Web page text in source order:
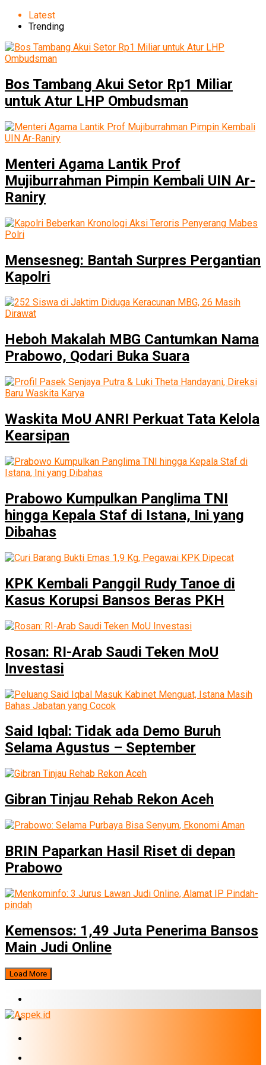
Latest
Trending
Bos Tambang Akui Setor Rp1 Miliar
untuk Atur LHP Ombudsman
Menteri Agama Lantik Prof
Mujiburrahman Pimpin Kembali UIN Ar-
Raniry
Mensesneg: Bantah Surpres Pergantian
Kapolri
Heboh Makalah MBG Cantumkan Nama
Prabowo, Qodari Buka Suara
Waskita MoU ANRI Perkuat Tata Kelola
Kearsipan
Prabowo Kumpulkan Panglima TNI
hingga Kepala Staf di Istana, Ini yang
Dibahas
KPK Kembali Panggil Rudy Tanoe di
Kasus Korupsi Bansos Beras PKH
Rosan: RI-Arab Saudi Teken MoU
Investasi
Said Iqbal: Tidak ada Demo Buruh
Selama Agustus – September
Gibran Tinjau Rehab Rekon Aceh
BRIN Paparkan Hasil Riset di depan
Prabowo
Kemensos: 1,49 Juta Penerima Bansos
Main Judi Online
Load More
BUMN